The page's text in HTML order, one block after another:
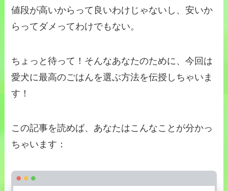
値段が高いからって良いわけじゃないし、安いか
らってダメってわけでもない。
ちょっと待って！そんなあなたのために、今回は
愛犬に最高のごはんを選ぶ方法を伝授しちゃいま
す！
この記事を読めば、あなたはこんなことが分かっ
ちゃいます：